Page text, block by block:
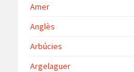
Amer
Anglès
Arbúcies
Argelaguer